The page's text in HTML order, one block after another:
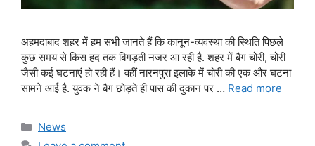
अहमदाबाद शहर में हम सभी जानते हैं कि कानून-व्यवस्था की स्थिति पिछले
कुछ समय से किस हद तक बिगड़ती नजर आ रही है. शहर में बैग चोरी, चोरी
जैसी कई घटनाएं हो रही हैं। वहीं नारनपुरा इलाके में चोरी की एक और घटना
सामने आई है. युवक ने बैग छोड़ते ही पास की दुकान पर … Read more
Categories
News